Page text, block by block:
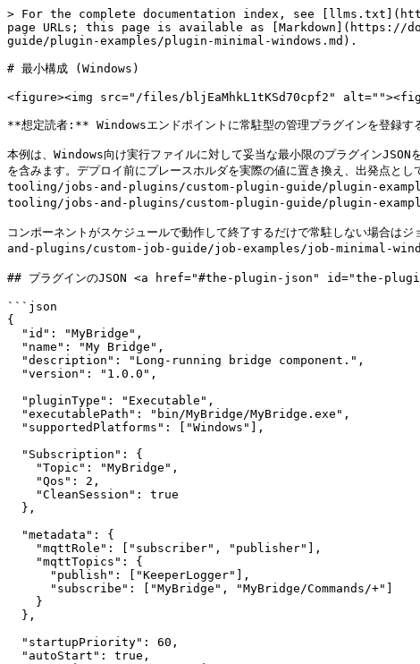
> For the complete documentation index, see
page URLs; this page is available as [Markdown](https://
guide/plugin-examples/plugin-minimal-windows.md).
# 最小構成 (Windows)
<figure><img src="/files/bljEaMhkL1tKSd70cpf2"
**想定読者:** Windowsエンドポイントに常駐型の管理プラグインを登録す
本例は、Windows向け実行ファイルに対して妥当な最小限のプラグイン
を含みます。デプロイ前にプレースホルダを実際の値に置き換え、出
tooling/jobs-and-plugins/custom-plugin-guide/plugin-
tooling/jobs-and-plugins/custom-plugin-guide/plugin-
コンポーネントがスケジュールで動作して終了するだけで常駐しな
and-plugins/custom-job-guide/job-examples/job-minimal-
## プラグインのJSON <a href="#the-plugin-json" id="the-
```json
{